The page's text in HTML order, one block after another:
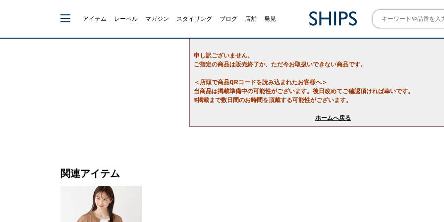
アイテム レーベル マガジン スタイリング ブログ 店舗 発見
申し訳ございません。
ご指定の商品は販売終了か、ただ今お取扱いできない商品です。
＜店頭で商品QRコードを読み込まれたお客様へ＞
当商品は掲載準備中の可能性がございます。後日改めてご確認頂ければ幸いです。
※掲載まで数日間のお時間を頂戴する可能性がございます。
ホームへ戻る
関連アイテム